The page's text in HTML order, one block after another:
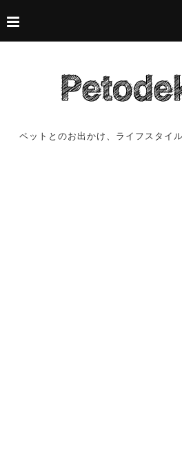
ペットとのお出かけ、ライフスタイ